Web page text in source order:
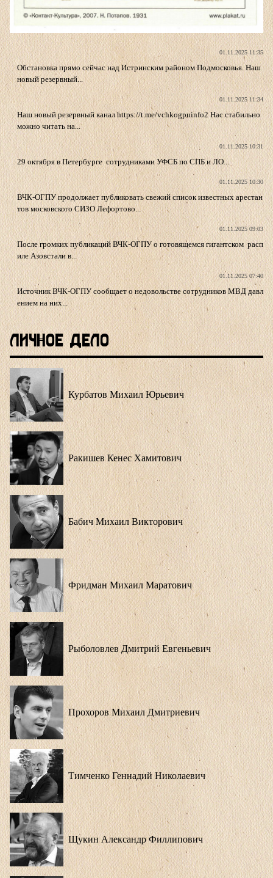
01.11.2025 11:35
Обстановка прямо сейчас над Истринским районом Подмосковья. Наш
новый резервный...
01.11.2025 11:34
Наш новый резервный канал https://t.me/vchkogpuinfo2 Нас стабильно
можно читать на...
01.11.2025 10:31
29 октября в Петербурге сотрудниками УФСБ по СПБ и ЛО...
01.11.2025 10:30
ВЧК-ОГПУ продолжает публиковать свежий список известных арестан
тов московского СИЗО Лефортово...
01.11.2025 09:03
После громких публикаций ВЧК-ОГПУ о готовящемся гигантском расп
иле Азовстали в...
01.11.2025 07:40
Источник ВЧК-ОГПУ сообщает о недовольстве сотрудников МВД давл
ением на них...
Личное Дело
Курбатов Михаил Юрьевич
Ракишев Кенес Хамитович
Бабич Михаил Викторович
Фридман Михаил Маратович
Рыболовлев Дмитрий Евгеньевич
Прохоров Михаил Дмитриевич
Тимченко Геннадий Николаевич
Щукин Александр Филлипович